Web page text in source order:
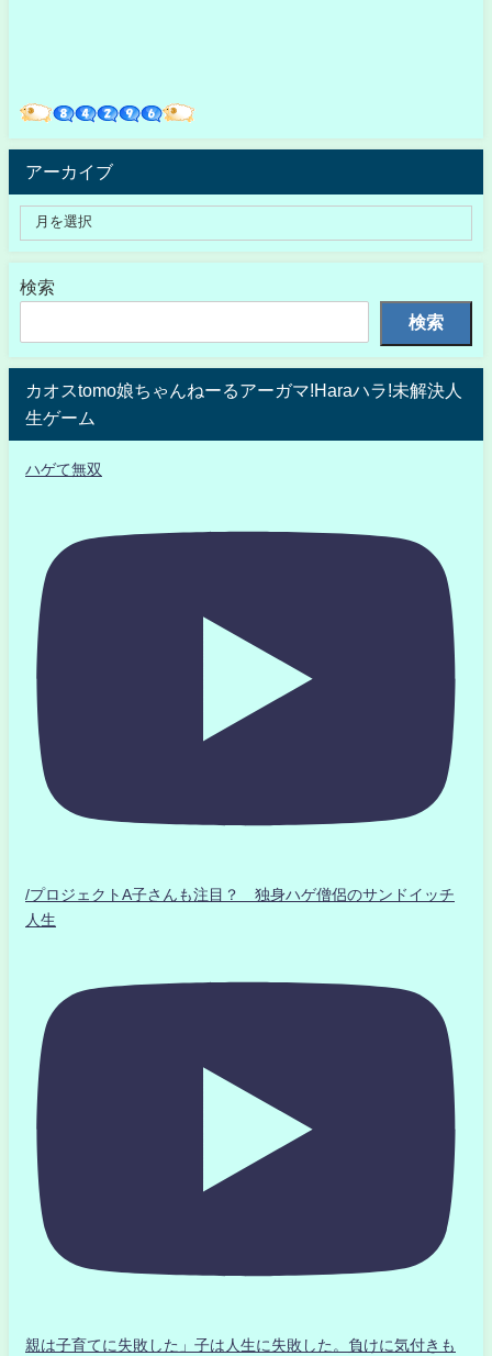
アーカイブ
検索
検索
カオスtomo娘ちゃんねーるアーガマ!Haraハラ!未解決人
生ゲーム
ハゲて無双
/プロジェクトA子さんも注目？ 独身ハゲ僧侶のサンドイッチ
人生
親は子育てに失敗した」子は人生に失敗した。負けに気付きも